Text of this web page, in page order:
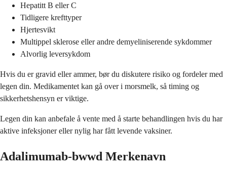
Hepatitt B eller C
Tidligere krefttyper
Hjertesvikt
Multippel sklerose eller andre demyeliniserende sykdommer
Alvorlig leversykdom
Hvis du er gravid eller ammer, bør du diskutere risiko og fordeler med
legen din. Medikamentet kan gå over i morsmelk, så timing og
sikkerhetshensyn er viktige.
Legen din kan anbefale å vente med å starte behandlingen hvis du har
aktive infeksjoner eller nylig har fått levende vaksiner.
Adalimumab-bwwd Merkenavn